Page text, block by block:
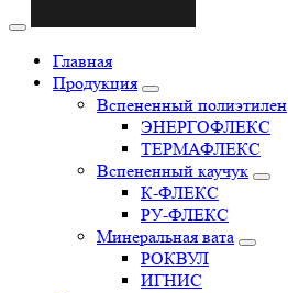
Главная
Продукция
Вспененный полиэтилен
ЭНЕРГОФЛЕКС
ТЕРМАФЛЕКС
Вспененный каучук
К-ФЛЕКС
РУ-ФЛЕКС
Минеральная вата
РОКВУЛ
ИГНИС